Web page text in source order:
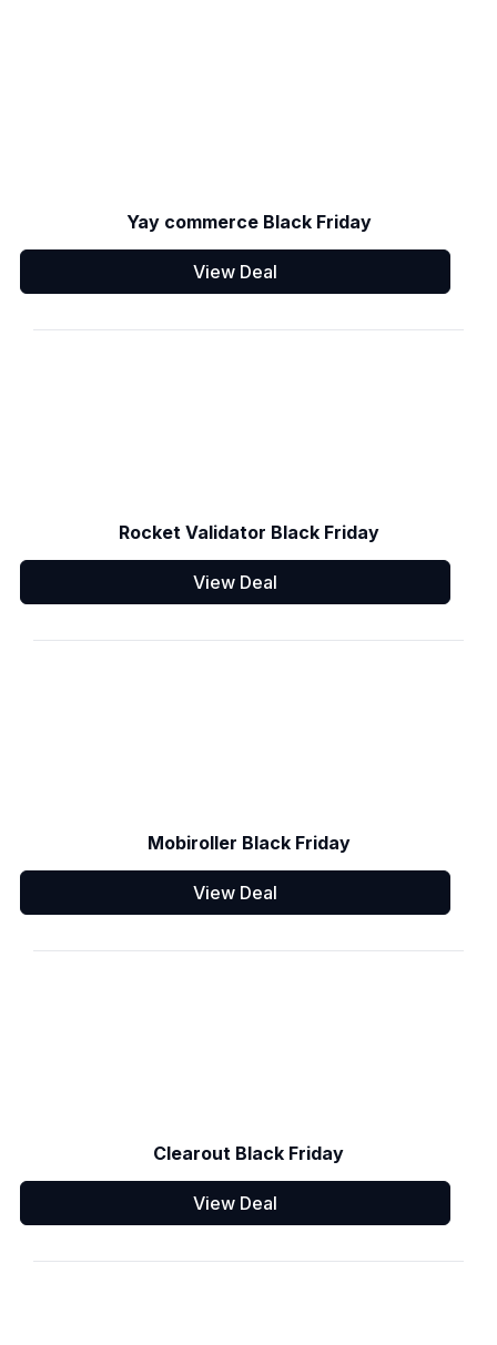
Yay commerce Black Friday
View Deal
Rocket Validator Black Friday
View Deal
Mobiroller Black Friday
View Deal
Clearout Black Friday
View Deal